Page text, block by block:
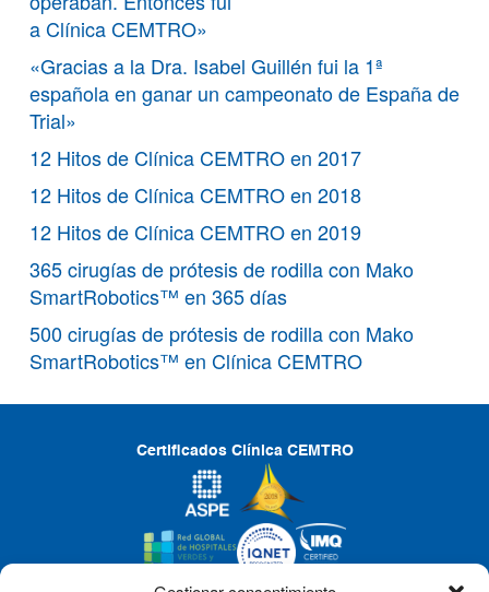
a Clínica CEMTRO»
«Gracias a la Dra. Isabel Guillén fui la 1ª
española en ganar un campeonato de España de
Trial»
12 Hitos de Clínica CEMTRO en 2017
12 Hitos de Clínica CEMTRO en 2018
12 Hitos de Clínica CEMTRO en 2019
365 cirugías de prótesis de rodilla con Mako
SmartRobotics™ en 365 días
500 cirugías de prótesis de rodilla con Mako
SmartRobotics™ en Clínica CEMTRO
Certificados Clínica CEMTRO